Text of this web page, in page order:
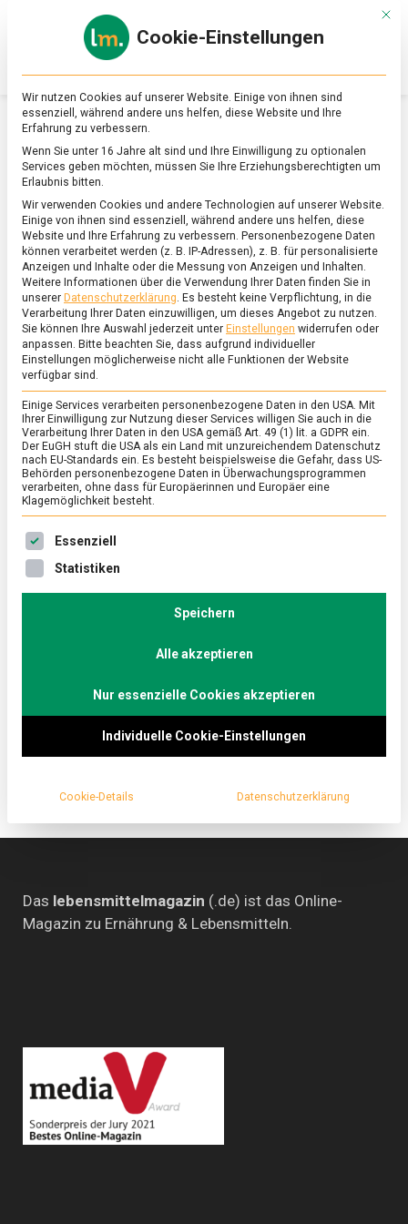
Online-
Magazin
zu
&
Ernährung
SCHLAGWORT:SCHIENENBRÜCKE
FEATURED/POLITIK/ WIRTSCHAFT
Hilfsgüter in die Ukraine:
Zusammenarbeit der
Lebensmittelwirtschaft mit der Politik
18. März 2022
der
Politik
Seit Anfang März rollen LKWs mit Nahrungsmitteln in
Richtung Ukraine. Zentrale Bedeutung hat hier die
Ernährung und Landwirtschaft.
Lebensmittelwirtschaft und des Ministeriums
gesprochen.
Das lebensmittelmagazin (.de) ist das Online-
Magazin zu Ernährung & Lebensmitteln.
Mit
Cookie-Einstellungen
Wir nutzen Cookies auf unserer Website. Einige von ihnen sind
essenziell, während andere uns helfen, diese Website und Ihre
Erfahrung zu verbessern.
Wenn Sie unter 16 Jahre alt sind und Ihre Einwilligung zu optionalen
Services geben möchten, müssen Sie Ihre Erziehungsberechtigten um
Erlaubnis bitten.
Wir verwenden Cookies und andere Technologien auf unserer Website.
Einige von ihnen sind essenziell, während andere uns helfen, diese
Website und Ihre Erfahrung zu verbessern. Personenbezogene Daten
können verarbeitet werden (z. B. IP-Adressen), z. B. für personalisierte
Anzeigen und Inhalte oder die Messung von Anzeigen und Inhalten.
Weitere Informationen über die Verwendung Ihrer Daten finden Sie in
unserer Datenschutzerklärung. Es besteht keine Verpflichtung, in die
Verarbeitung Ihrer Daten einzuwilligen, um dieses Angebot zu nutzen.
Sie können Ihre Auswahl jederzeit unter Einstellungen widerrufen oder
anpassen. Bitte beachten Sie, dass aufgrund individueller
Einstellungen möglicherweise nicht alle Funktionen der Website
verfügbar sind.
Einige Services verarbeiten personenbezogene Daten in den USA. Mit
Ihrer Einwilligung zur Nutzung dieser Services willigen Sie auch in die
Verarbeitung Ihrer Daten in den USA gemäß Art. 49 (1) lit. a GDPR ein.
Der EuGH stuft die USA als ein Land mit unzureichendem Datenschutz
nach EU-Standards ein. Es besteht beispielsweise die Gefahr, dass US-
Behörden personenbezogene Daten in Überwachungsprogrammen
verarbeiten, ohne dass für Europäerinnen und Europäer eine
Klagemöglichkeit besteht.
Es folgt eine Liste der Service-Gruppen, für die eine
Essenziell
Statistiken
Speichern
Alle akzeptieren
Nur essenzielle Cookies akzeptieren
Individuelle Cookie-Einstellungen
Cookie-Details Datenschutzerklärung